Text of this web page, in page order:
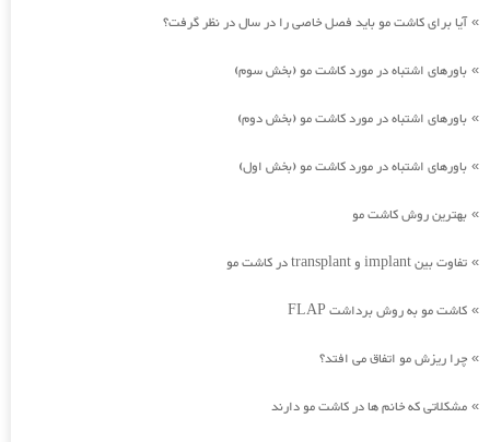
»آیا برای کاشت مو باید فصل خاصی را در سال در نظر گرفت؟
» باورهای اشتباه در مورد کاشت مو (بخش سوم)
» باورهای اشتباه در مورد کاشت مو (بخش دوم)
» باورهای اشتباه در مورد کاشت مو (بخش اول)
» بهترین روش کاشت مو
» تفاوت بین implant و transplant در کاشت مو
» کاشت مو به روش برداشت FLAP
» چرا ریزش مو اتفاق می افتد؟
» مشکلاتی که خانم ها در کاشت مو دارند